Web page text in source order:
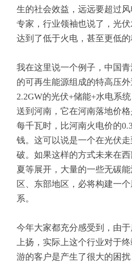
生的社会效益，远远要超过
专家，行业领袖也说了，光
达到了低于火电，甚至更低的
我在这里说一个例子，中国
的可再生能源组成的特高压
2.2GW的光伏+储能+水电系
送到河南，它在河南落地价
每千瓦时，比河南火电价的
钱。这可以说是一个在光伏
破。如果这样的方式未来在
夏等展开，大量的一些无碳
区、东部地区，必将构建一
系。
今年大家都充分感受到，由
上扬，实际上这个行业对于
游的客户是产生了很大的困